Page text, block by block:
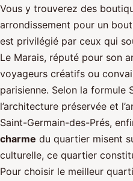
Vous y trouverez des
arrondissement pour un
est privilégié par ceux qui
Le Marais, réputé pour son
voyageurs créatifs ou
parisienne. Selon la formule
l’architecture préservée et
Saint-Germain-des-Prés,
charme du quartier misent
culturelle, ce quartier
Pour choisir le meilleur